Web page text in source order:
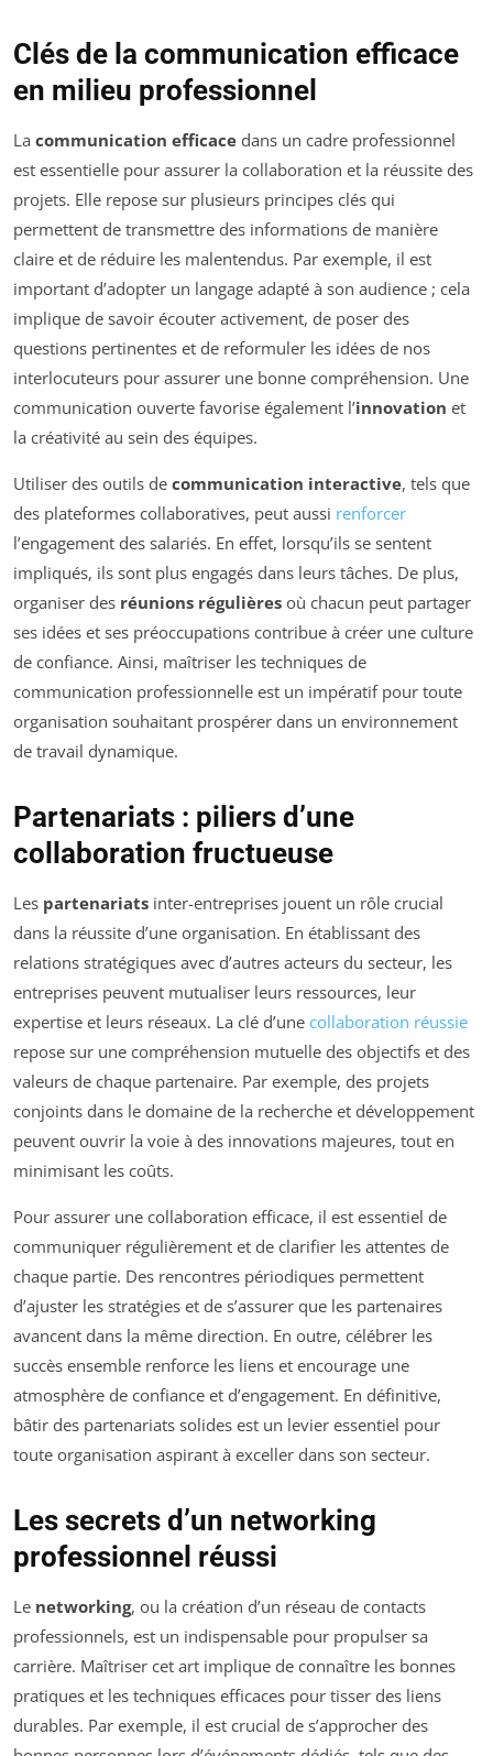
Clés de la communication efficace
en milieu professionnel
La communication efficace dans un cadre professionnel
est essentielle pour assurer la collaboration et la réussite des
projets. Elle repose sur plusieurs principes clés qui
permettent de transmettre des informations de manière
claire et de réduire les malentendus. Par exemple, il est
important d’adopter un langage adapté à son audience ; cela
implique de savoir écouter activement, de poser des
questions pertinentes et de reformuler les idées de nos
interlocuteurs pour assurer une bonne compréhension. Une
communication ouverte favorise également l’innovation et
la créativité au sein des équipes.
Utiliser des outils de communication interactive, tels que
des plateformes collaboratives, peut aussi renforcer
l’engagement des salariés. En effet, lorsqu’ils se sentent
impliqués, ils sont plus engagés dans leurs tâches. De plus,
organiser des réunions régulières où chacun peut partager
ses idées et ses préoccupations contribue à créer une culture
de confiance. Ainsi, maîtriser les techniques de
communication professionnelle est un impératif pour toute
organisation souhaitant prospérer dans un environnement
de travail dynamique.
Partenariats : piliers d’une
collaboration fructueuse
Les partenariats inter-entreprises jouent un rôle crucial
dans la réussite d’une organisation. En établissant des
relations stratégiques avec d’autres acteurs du secteur, les
entreprises peuvent mutualiser leurs ressources, leur
expertise et leurs réseaux. La clé d’une collaboration réussie
repose sur une compréhension mutuelle des objectifs et des
valeurs de chaque partenaire. Par exemple, des projets
conjoints dans le domaine de la recherche et développement
peuvent ouvrir la voie à des innovations majeures, tout en
minimisant les coûts.
Pour assurer une collaboration efficace, il est essentiel de
communiquer régulièrement et de clarifier les attentes de
chaque partie. Des rencontres périodiques permettent
d’ajuster les stratégies et de s’assurer que les partenaires
avancent dans la même direction. En outre, célébrer les
succès ensemble renforce les liens et encourage une
atmosphère de confiance et d’engagement. En définitive,
bâtir des partenariats solides est un levier essentiel pour
toute organisation aspirant à exceller dans son secteur.
Les secrets d’un networking
professionnel réussi
Le networking, ou la création d’un réseau de contacts
professionnels, est un indispensable pour propulser sa
carrière. Maîtriser cet art implique de connaître les bonnes
pratiques et les techniques efficaces pour tisser des liens
durables. Par exemple, il est crucial de s’approcher des